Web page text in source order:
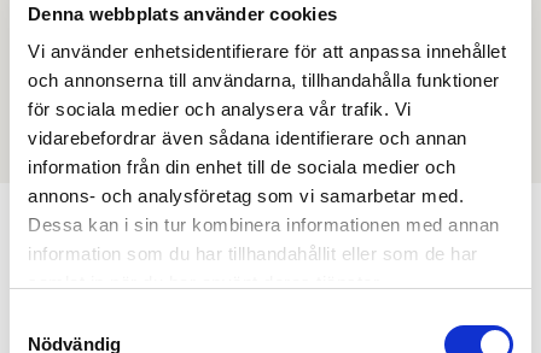
Denna webbplats använder cookies
Vi använder enhetsidentifierare för att anpassa innehållet
och annonserna till användarna, tillhandahålla funktioner
för sociala medier och analysera vår trafik. Vi
vidarebefordrar även sådana identifierare och annan
information från din enhet till de sociala medier och
annons- och analysföretag som vi samarbetar med.
Dessa kan i sin tur kombinera informationen med annan
information som du har tillhandahållit eller som de har
Nödvändig
Filmer
Det finns ännu ingen film för denna produkt